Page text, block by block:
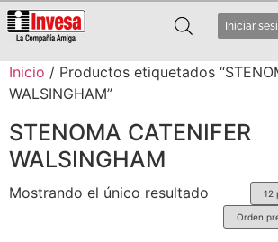
Iniciar
Inicio / Productos etiquetados
WALSINGHAM”
STENOMA CATENIFER
WALSINGHAM
Mostrando el único resultado